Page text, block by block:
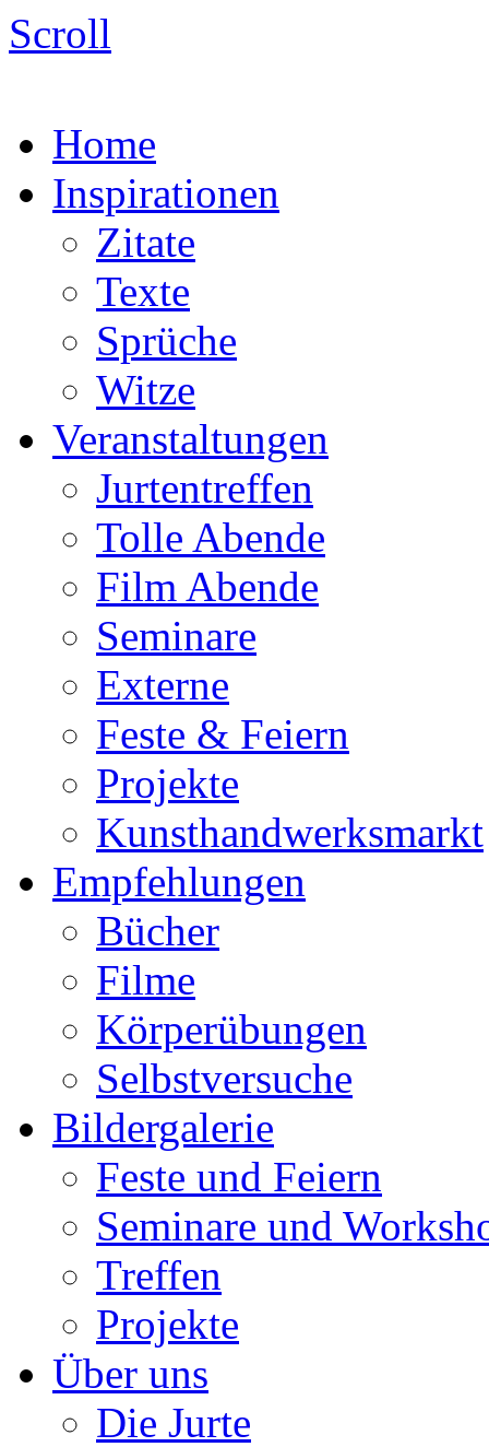
Scroll
Home
Inspirationen
Zitate
Texte
Sprüche
Witze
Veranstaltungen
Jurtentreffen
Tolle Abende
Film Abende
Seminare
Externe
Feste & Feiern
Projekte
Kunsthandwerksmarkt
Empfehlungen
Bücher
Filme
Körperübungen
Selbstversuche
Bildergalerie
Feste und Feiern
Seminare und
Treffen
Projekte
Über uns
Die Jurte